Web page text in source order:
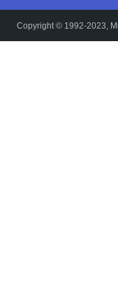
Copyright © 1992-2023,